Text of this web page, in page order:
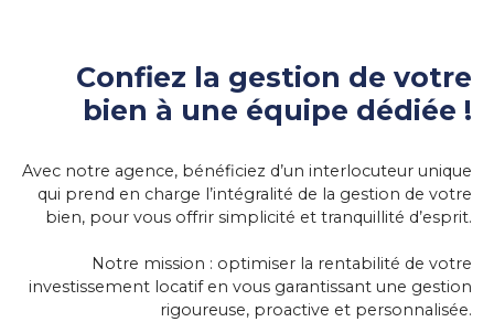
Confiez la gestion de votre
bien à une équipe dédiée !
Avec notre agence, bénéficiez d’un interlocuteur unique
qui prend en charge l’intégralité de la gestion de votre
bien, pour vous offrir simplicité et tranquillité d’esprit.
Notre mission : optimiser la rentabilité de votre
investissement locatifen vous garantissant une gestion
rigoureuse, proactive et personnalisée.